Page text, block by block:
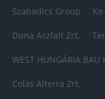
Szabadics Group
Duna Aszfalt Zrt.
WEST HUNGÁRIA BAU
Colas Alterra Zrt.